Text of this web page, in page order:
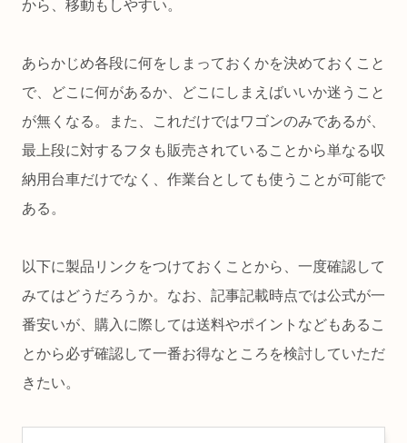
から、移動もしやすい。
あらかじめ各段に何をしまっておくかを決めておくこと
で、どこに何があるか、どこにしまえばいいか迷うこと
が無くなる。また、これだけではワゴンのみであるが、
最上段に対するフタも販売されていることから単なる収
納用台車だけでなく、作業台としても使うことが可能で
ある。
以下に製品リンクをつけておくことから、一度確認して
みてはどうだろうか。なお、記事記載時点では公式が一
番安いが、購入に際しては送料やポイントなどもあるこ
とから必ず確認して一番お得なところを検討していただ
きたい。